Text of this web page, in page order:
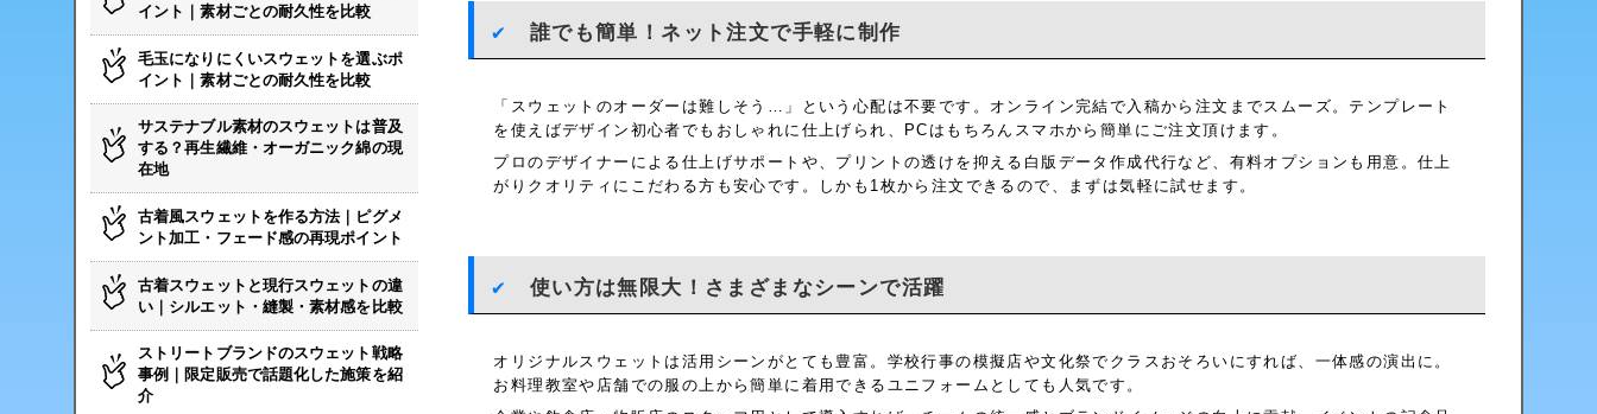
誰でも簡単！ネット注文で手軽に制作
「スウェットのオーダーは難しそう…」という心配は不要です。オンライン完結で入稿から注文までスムーズ。テンプレート
を使えばデザイン初心者でもおしゃれに仕上げられ、PCはもちろんスマホから簡単にご注文頂けます。
プロのデザイナーによる仕上げサポートや、プリントの透けを抑える白版データ作成代行など、有料オプションも用意。仕上
がりクオリティにこだわる方も安心です。しかも1枚から注文できるので、まずは気軽に試せます。
使い方は無限大！さまざまなシーンで活躍
オリジナルスウェットは活用シーンがとても豊富。学校行事の模擬店や文化祭でクラスおそろいにすれば、一体感の演出に。
お料理教室や店舗での服の上から簡単に着用できるユニフォームとしても人気です。
イント｜素材ごとの耐久性を比較
毛玉になりにくいスウェットを選ぶポ
イント｜素材ごとの耐久性を比較
サステナブル素材のスウェットは普及
する？再生繊維・オーガニック綿の現
在地
古着風スウェットを作る方法｜ピグメ
ント加工・フェード感の再現ポイント
古着スウェットと現行スウェットの違
い｜シルエット・縫製・素材感を比較
ストリートブランドのスウェット戦略
事例｜限定販売で話題化した施策を紹
介